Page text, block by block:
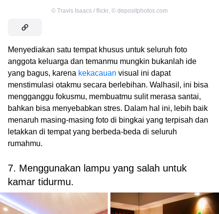
© Travis Isaacs / flickr, © depositphotos.com
Menyediakan satu tempat khusus untuk seluruh foto
anggota keluarga dan temanmu mungkin bukanlah ide
yang bagus, karena kekacauan visual ini dapat
menstimulasi otakmu secara berlebihan. Walhasil, ini bisa
mengganggu fokusmu, membuatmu sulit merasa santai,
bahkan bisa menyebabkan stres. Dalam hal ini, lebih baik
menaruh masing-masing foto di bingkai yang terpisah dan
letakkan di tempat yang berbeda-beda di seluruh
rumahmu.
7. Menggunakan lampu yang salah untuk
kamar tidurmu.